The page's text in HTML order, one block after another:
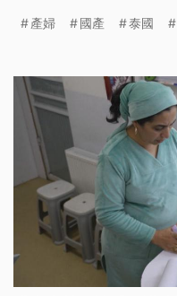
產婦 國產 泰國